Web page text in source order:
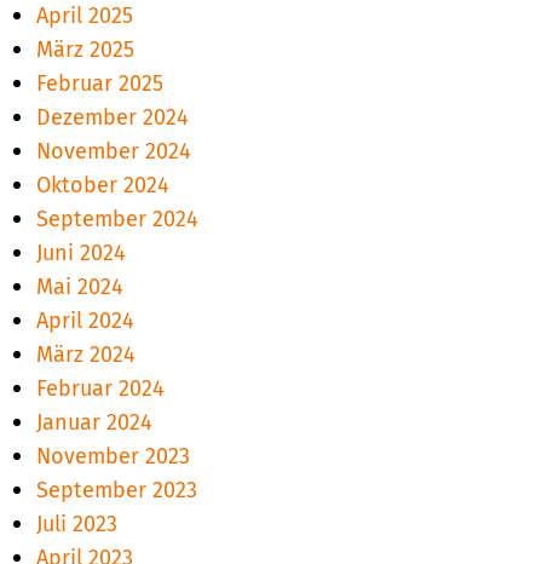
April 2025
März 2025
Februar 2025
Dezember 2024
November 2024
Oktober 2024
September 2024
Juni 2024
Mai 2024
April 2024
März 2024
Februar 2024
Januar 2024
November 2023
September 2023
Juli 2023
April 2023